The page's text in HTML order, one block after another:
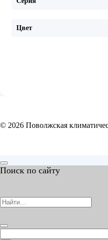
Цвет
© 2026 Поволжская
Поиск по сайту